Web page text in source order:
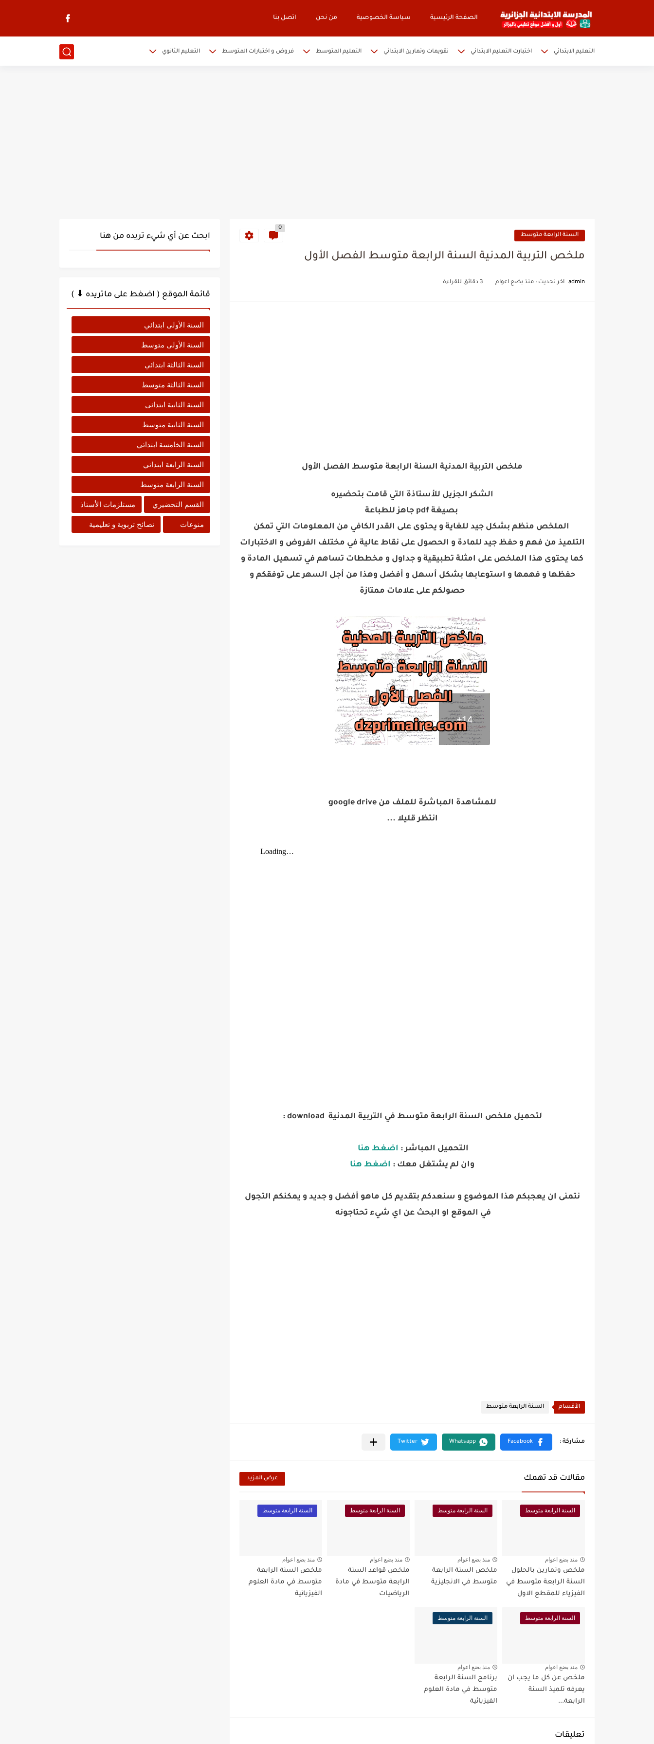
الصفحة الرئيسية سياسة الخصوصية من نحن اتصل بنا
التعليم الابتدائي اختبارت التعليم الابتدائي تقويمات وتمارين الابتدائي التعليم المتوسط فروض و اختبارات المتوسط التعليم الثانوي
السنة الرابعة متوسط
0
ملخص التربية المدنية السنة الرابعة متوسط الفصل الأول
admin اخر تحديث : منذ بضع اعوام 3 دقائق للقراءة
ملخص التربية المدنية السنة الرابعة متوسط الفصل الأول
الشكر الجزيل للأستاذة التي قامت بتحضيره
بصيغة pdf جاهز للطباعة
الملخص منظم بشكل جيد للغاية و يحتوى على القدر الكافي من المعلومات التي تمكن
التلميذ من فهم و حفظ جيد للمادة و الحصول على نقاط عالية في مختلف الفروض و الاختبارات
كما يحتوى هذا الملخص على امثلة تطبيقية و جداول و مخططات تساهم في تسهيل المادة و
حفظها و فهمها و استوعابها بشكل أسهل و أفضل وهذا من أجل السهر على توفقكم و
حصولكم على علامات ممتازة
للمشاهدة المباشرة للملف من google drive
انتظر قليلا ...
لتحميل ملخص السنة الرابعة متوسط في التربية المدنية download :
التحميل المباشر : اضغط هنا
وان لم يشتغل معك : اضغط هنا
نتمنى ان يعجبكم هذا الموضوع و سنعدكم بتقديم كل ماهو أفضل و جديد و يمكنكم التجول
في الموقع او البحث عن اي شيء تحتاجونه
الأقسام السنة الرابعة متوسط
مقالات قد تهمك عرض المزيد
السنة الرابعة متوسط
منذ بضع اعوام
ملخص وتمارين بالحلول
السنة الرابعة متوسط في
الفيزياء للمقطع الاول
السنة الرابعة متوسط
منذ بضع اعوام
ملخص السنة الرابعة
متوسط في الانجليزية
السنة الرابعة متوسط
منذ بضع اعوام
ملخص قواعد السنة
الرابعة متوسط في مادة
الرياضيات
السنة الرابعة متوسط
منذ بضع اعوام
ملخص السنة الرابعة
متوسط في مادة العلوم
الفيزيائية
السنة الرابعة متوسط
منذ بضع اعوام
ملخص عن كل ما يجب ان
يعرفه تلميذ السنة
الرابعة...
السنة الرابعة متوسط
منذ بضع اعوام
برنامج السنة الرابعة
متوسط في مادة العلوم
الفيزيائية
تعليقات
ابحث عن أي شيء تريده من هنا
قائمة الموقع ( اضغط على ماتريده ⬇ )
السنة الأولى ابتدائي
السنة الأولى متوسط
السنة الثالثة ابتدائي
السنة الثالثة متوسط
السنة الثانية ابتدائي
السنة الثانية متوسط
السنة الخامسة ابتدائي
السنة الرابعة ابتدائي
السنة الرابعة متوسط
القسم التحضيري مستلزمات الأستاذ
منوعات نصائح تربوية و تعليمية